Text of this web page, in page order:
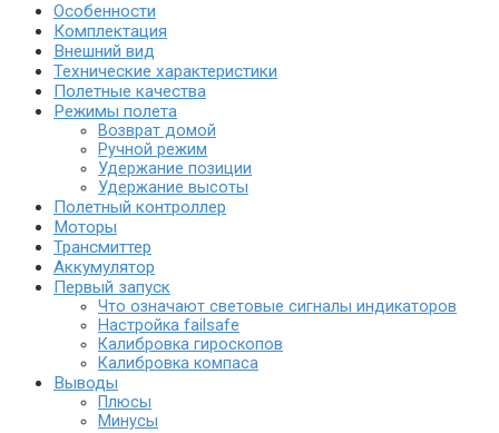
Особенности
Комплектация
Внешний вид
Технические характеристики
Полетные качества
Режимы полета
Возврат домой
Ручной режим
Удержание позиции
Удержание высоты
Полетный контроллер
Моторы
Трансмиттер
Аккумулятор
Первый запуск
Что означают световые сигналы индикаторов
Настройка failsafe
Калибровка гироскопов
Калибровка компаса
Выводы
Плюсы
Минусы